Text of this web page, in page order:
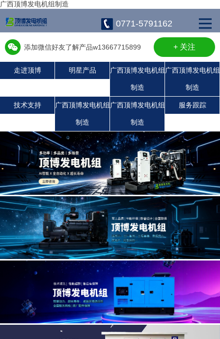
广西顶博发电机组制造
0771-5791162
添加微信好友了解产品w13667715899 + 关注
走进顶博 明星产品 广西顶博发电机组
制造
广西顶博发电机组
制造
技术支持 广西顶博发电机组
制造
广西顶博发电机组
制造
服务跟踪
静音发电机组
广西顶博发电机组制造:潍柴发电机组
珀金斯发电机组
广西顶博发电机组制造:沃尔沃发电机组
广西顶博发电机组制造:康明斯广西顶博发电机组制造
广西顶博发电机组制造:上柴发电机组
玉柴发电机组